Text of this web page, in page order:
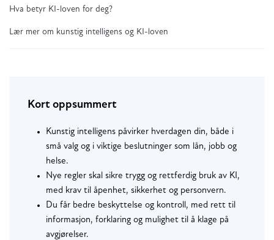
Hva betyr KI-loven for deg?
Lær mer om kunstig intelligens og KI-loven
Kort oppsummert
Kunstig intelligens påvirker hverdagen din, både i
små valg og i viktige beslutninger som lån, jobb og
helse.
Nye regler skal sikre trygg og rettferdig bruk av KI,
med krav til åpenhet, sikkerhet og personvern.
Du får bedre beskyttelse og kontroll, med rett til
informasjon, forklaring og mulighet til å klage på
avgjørelser.